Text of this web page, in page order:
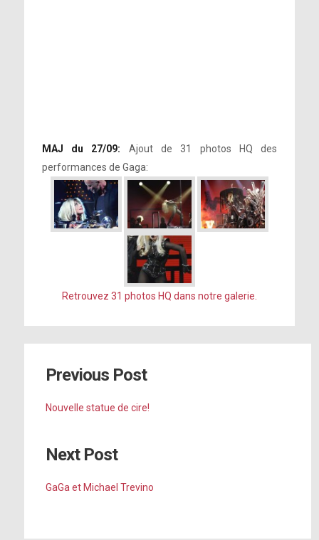
MAJ du 27/09: Ajout de 31 photos HQ des
performances de Gaga:
Retrouvez 31 photos HQ dans notre galerie.
Previous Post
Nouvelle statue de cire!
Next Post
GaGa et Michael Trevino